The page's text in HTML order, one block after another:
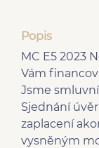
Popis
MC E5 2023
Vám
Jsme
Sjednání
zaplacení
vysněným